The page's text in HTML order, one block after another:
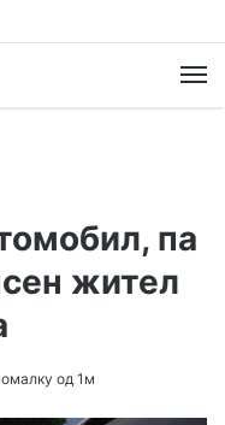
па
жител
од 1м